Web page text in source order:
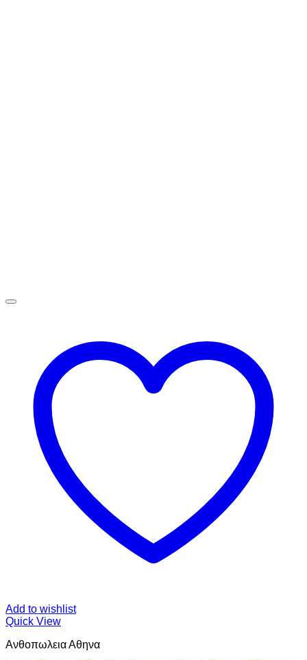
Add to wishlist
Quick View
Ανθοπωλεια Αθηνα